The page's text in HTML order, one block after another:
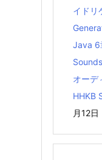
イドリ
Java 6
オーデ
HHKB
月12日